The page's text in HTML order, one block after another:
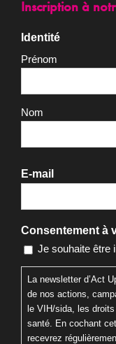
Inscription à
Identité
Prénom
Nom
E-mail
Consentement à
Je souhaite être
La newsletter d’Act
de nos actions,
le VIH/sida, les
santé. En cochant
recevrez